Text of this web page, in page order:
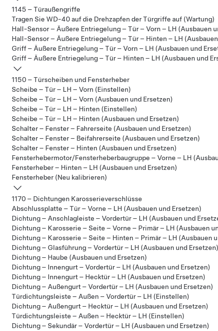
1145 – Türaußengriffe
Tragen Sie WD-40 auf die Drehzapfen der Türgriffe auf (Wartung)
Hall-Sensor – Äußere Entriegelung – Tür – Vorn – LH (Ausbauen
Hall-Sensor – Äußere Entriegelung – Tür – Hinten – LH
Griff – Äußere Entriegelung – Tür – Vorn – LH (Ausbauen und
Griff – Äußere Entriegelung – Tür – Hinten – LH (Ausbauen und
1150 – Türscheiben und Fensterheber
Scheibe – Tür – LH – Vorn (Einstellen)
Scheibe – Tür – LH – Vorn (Ausbauen und Ersetzen)
Scheibe – Tür – LH – Hinten (Einstellen)
Scheibe – Tür – LH – Hinten (Ausbauen und Ersetzen)
Schalter – Fenster – Fahrerseite (Ausbauen und Ersetzen)
Schalter – Fenster – Beifahrerseite (Ausbauen und Ersetzen)
Schalter – Fenster – Hinten (Ausbauen und Ersetzen)
Fensterhebermotor/Fensterheberbaugruppe – Vorne – LH
Fensterheber – Hinten – LH (Ausbauen und Ersetzen)
Fensterheber (Neu kalibrieren)
1170 – Dichtungen Karosserieverschlüsse
Abschlussplatte – Tür – Vorne – LH (Ausbauen und Ersetzen)
Dichtung – Anschlagleiste – Vordertür – LH (Ausbauen und
Dichtung – Karosserie – Seite – Vorne – Primär – LH (Ausbauen
Dichtung – Karosserie – Seite – Hinten – Primär – LH (Ausbauen
Dichtung – Glasführung – Vordertür – LH (Ausbauen und Ersetzen)
Dichtung – Haube (Ausbauen und Ersetzen)
Dichtung – Innengurt – Vordertür – LH (Ausbauen und Ersetzen)
Dichtung – Innengurt – Hecktür – LH (Ausbauen und Ersetzen)
Dichtung – Außengurt – Vordertür – LH (Ausbauen und Ersetzen)
Türdichtungsleiste – Außen – Vordertür – LH (Einstellen)
Dichtung – Außengurt – Hecktür – LH (Ausbauen und Ersetzen)
Türdichtungsleiste – Außen – Hecktür – LH (Einstellen)
Dichtung – Sekundär – Vordertür – LH (Ausbauen und Ersetzen)